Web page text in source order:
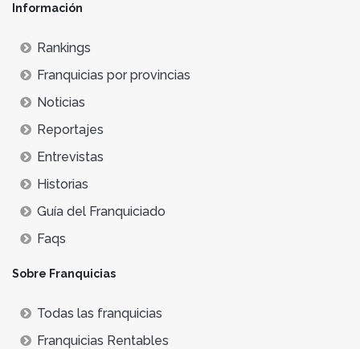
Información
Rankings
Franquicias por provincias
Noticias
Reportajes
Entrevistas
Historias
Guía del Franquiciado
Faqs
Sobre Franquicias
Todas las franquicias
Franquicias Rentables